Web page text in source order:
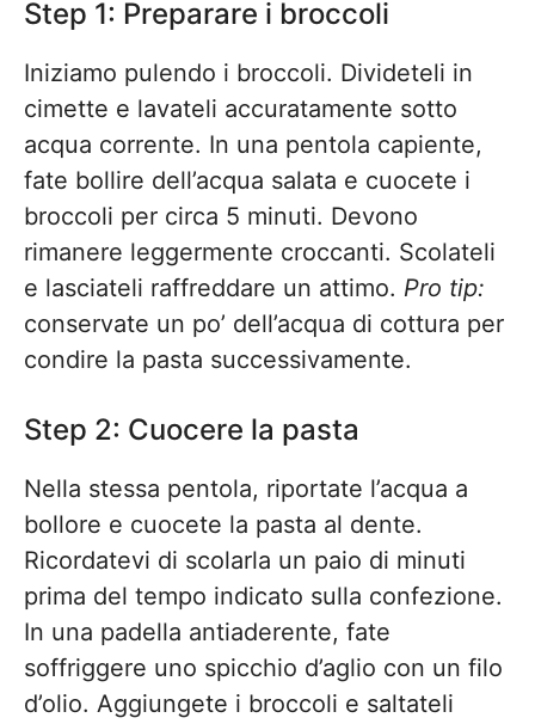
Step 1: Preparare i broccoli
Iniziamo pulendo i broccoli. Divideteli in
cimette e lavateli accuratamente sotto
acqua corrente. In una pentola capiente,
fate bollire dell’acqua salata e cuocete i
broccoli per circa 5 minuti. Devono
rimanere leggermente croccanti. Scolateli
e lasciateli raffreddare un attimo. Pro tip:
conservate un po’ dell’acqua di cottura per
condire la pasta successivamente.
Step 2: Cuocere la pasta
Nella stessa pentola, riportate l’acqua a
bollore e cuocete la pasta al dente.
Ricordatevi di scolarla un paio di minuti
prima del tempo indicato sulla confezione.
In una padella antiaderente, fate
soffriggere uno spicchio d’aglio con un filo
d’olio. Aggiungete i broccoli e saltateli